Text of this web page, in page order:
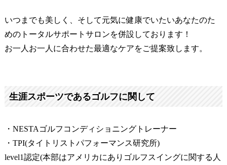
いつまでも美しく、そして元気に健康でいたいあなたのた
めのトータルサポートサロンを併設しております！
お一人お一人に合わせた最適なケアをご提案致します。
生涯スポーツであるゴルフに関して
・NESTAゴルフコンディショニングトレーナー
・TPI(タイトリストパフォーマンス研究所)
level1認定(本部はアメリカにありゴルフスイングに関する人